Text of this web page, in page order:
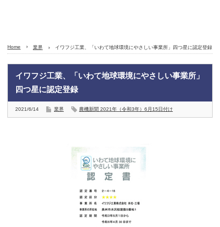
Home 業界 イワフジ工業、「いわて地球環境にやさしい事業所」四つ星に認定登録
イワフジ工業、「いわて地球環境にやさしい事業所」
四つ星に認定登録
2021/6/14 業界 農機新聞 2021年（令和3年）6月15日付け